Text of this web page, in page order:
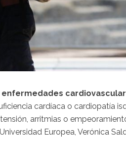
enfermedades
cardíaca o cardiopatía
arritmias o
Europea, Verónica